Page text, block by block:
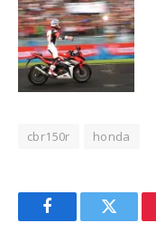
cbr150r honda
FacebookTwitter